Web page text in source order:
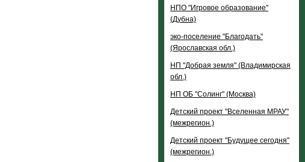
НПО "Игровое образование"
(Дубна)
эко-поселение "Благодать"
(Ярославская обл.)
НП "Добрая земля" (Владимирская
обл.)
НП ОБ "Солинг" (Москва)
Детский проект "Вселенная МРАУ"
(межрегион.)
Детский проект "Будущее сегодня"
(межрегион.)